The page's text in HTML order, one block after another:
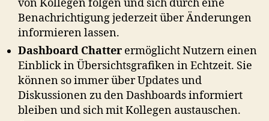
von Kollegen folgen und sich durch eine
Benachrichtigung jederzeit über Änderungen
informieren lassen.
Dashboard Chatter ermöglicht Nutzern einen
Einblick in Übersichtsgrafiken in Echtzeit. Sie
können so immer über Updates und
Diskussionen zu den Dashboards informiert
bleiben und sich mit Kollegen austauschen.